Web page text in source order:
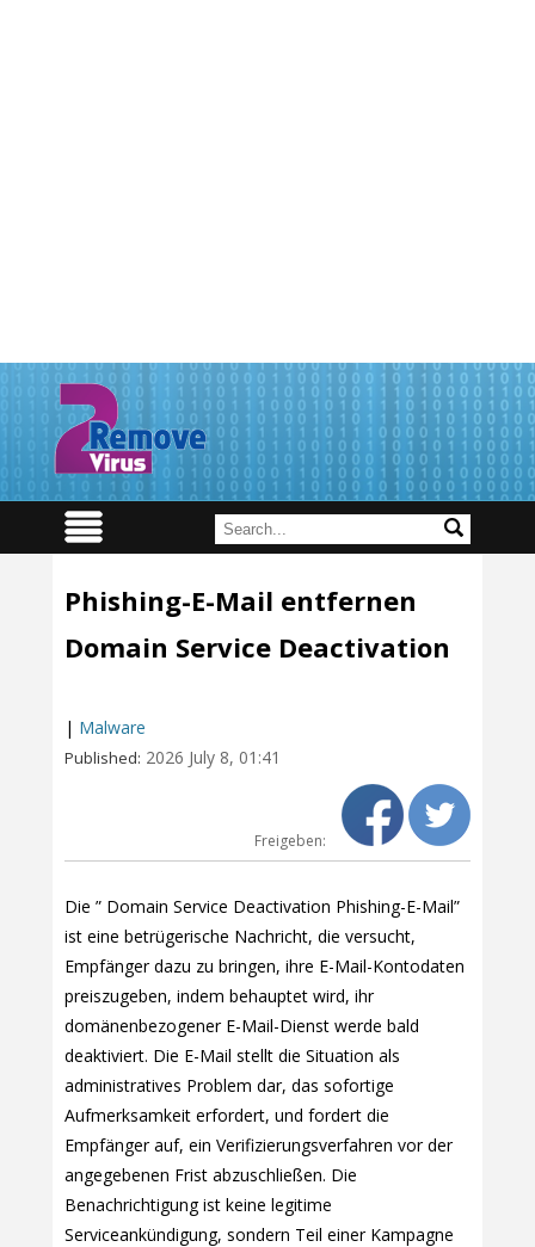
Phishing-E-Mail entfernen
Domain Service Deactivation
| Malware
Published: 2026 July 8, 01:41
Freigeben:
Die ” Domain Service Deactivation Phishing-E-Mail”
ist eine betrügerische Nachricht, die versucht,
Empfänger dazu zu bringen, ihre E-Mail-Kontodaten
preiszugeben, indem behauptet wird, ihr
domänenbezogener E-Mail-Dienst werde bald
deaktiviert. Die E-Mail stellt die Situation als
administratives Problem dar, das sofortige
Aufmerksamkeit erfordert, und fordert die
Empfänger auf, ein Verifizierungsverfahren vor der
angegebenen Frist abzuschließen. Die
Benachrichtigung ist keine legitime
Serviceankündigung, sondern Teil einer Kampagne